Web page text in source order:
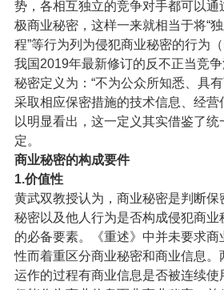
势，各相互独立的竞争对手都可以通
极商业秘密，这样一来就相当于将“独
程”等行为列为侵犯商业秘密的行为
我国2019年最新修订的反不正当竞
秘密定义为：“不为公众所知悉、具
采取相应保密措施的技术信息、经营
以明显看出，这一定义其实借鉴了
定。
商业秘密的构成要件
1.价值性
黄武双教授认为，商业秘密是判断保
秘密以及他人行为是否构成侵犯商业
的必备要素。《重述》中并未要求商
性而着重区分商业秘密和商业信息。
运作的过程有商业信息是否被连续使